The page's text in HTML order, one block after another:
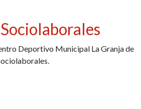
Deportivo Municipal La Granja de